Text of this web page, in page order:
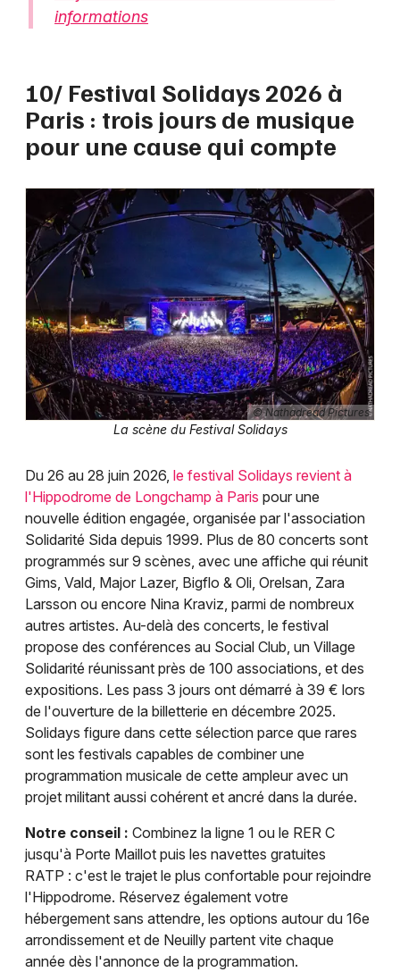
informations
10/ Festival Solidays 2026 à
Paris : trois jours de musique
pour une cause qui compte
© Nathadread Pictures
La scène du Festival Solidays
Du 26 au 28 juin 2026, le festival Solidays revient à
l'Hippodrome de Longchamp à Paris pour une
nouvelle édition engagée, organisée par l'association
Solidarité Sida depuis 1999. Plus de 80 concerts sont
programmés sur 9 scènes, avec une affiche qui réunit
Gims, Vald, Major Lazer, Bigflo & Oli, Orelsan, Zara
Larsson ou encore Nina Kraviz, parmi de nombreux
autres artistes. Au-delà des concerts, le festival
propose des conférences au Social Club, un Village
Solidarité réunissant près de 100 associations, et des
expositions. Les pass 3 jours ont démarré à 39 € lors
de l'ouverture de la billetterie en décembre 2025.
Solidays figure dans cette sélection parce que rares
sont les festivals capables de combiner une
programmation musicale de cette ampleur avec un
projet militant aussi cohérent et ancré dans la durée.
Notre conseil : Combinez la ligne 1 ou le RER C
jusqu'à Porte Maillot puis les navettes gratuites
RATP : c'est le trajet le plus confortable pour rejoindre
l'Hippodrome. Réservez également votre
hébergement sans attendre, les options autour du 16e
arrondissement et de Neuilly partent vite chaque
année dès l'annonce de la programmation.